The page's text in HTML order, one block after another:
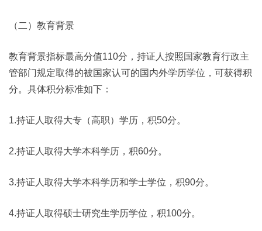
（二）教育背景
教育背景指标最高分值110分，持证人按照国家教育行政主
管部门规定取得的被国家认可的国内外学历学位，可获得积
分。具体积分标准如下：
1.持证人取得大专（高职）学历，积50分。
2.持证人取得大学本科学历，积60分。
3.持证人取得大学本科学历和学士学位，积90分。
4.持证人取得硕士研究生学历学位，积100分。